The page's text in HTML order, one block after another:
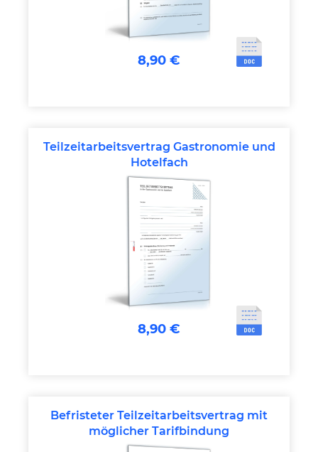
8,90 €
Teilzeitarbeitsvertrag Gastronomie und
Hotelfach
8,90 €
Befristeter Teilzeitarbeitsvertrag mit
möglicher Tarifbindung